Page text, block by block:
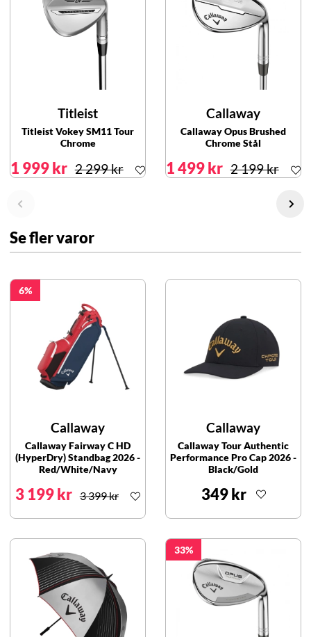
Titleist
Titleist Vokey SM11 Tour
Chrome
1 999 kr 2 299 kr
Callaway
Callaway Opus Brushed
Chrome Stål
1 499 kr 2 199 kr
Se fler varor
6
Callaway
Callaway Fairway C HD
(HyperDry) Standbag 2026 -
Red/White/Navy
3 199 kr 3 399 kr
Callaway
Callaway Tour Authentic
Performance Pro Cap 2026 -
Black/Gold
349 kr
33